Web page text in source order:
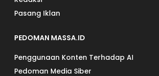
Pasang Iklan
PEDOMAN MASSA.ID
Penggunaan Konten Terhadap AI
Pedoman Media Siber